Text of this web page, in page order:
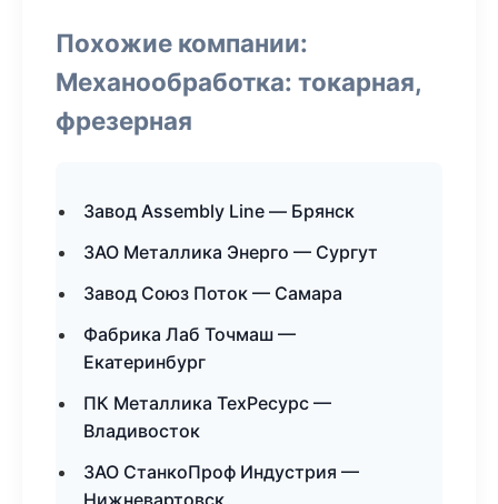
Похожие компании:
Механообработка: токарная,
фрезерная
Завод Assembly Line — Брянск
ЗАО Металлика Энерго — Сургут
Завод Союз Поток — Самара
Фабрика Лаб Точмаш —
Екатеринбург
ПК Металлика ТехРесурс —
Владивосток
ЗАО СтанкоПроф Индустрия —
Нижневартовск